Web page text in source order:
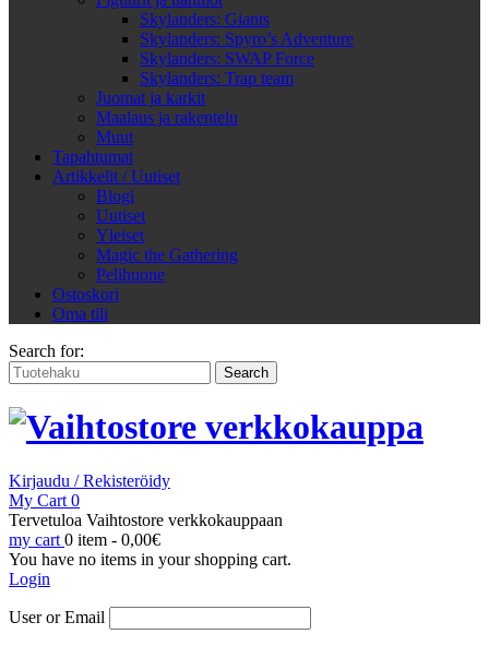
Skylanders: Giants
Skylanders: Spyro’s Adventure
Skylanders: SWAP Force
Skylanders: Trap team
Juomat ja karkit
Maalaus ja rakentelu
Muut
Tapahtumat
Artikkelit / Uutiset
Blogi
Uutiset
Yleiset
Magic the Gathering
Pelihuone
Ostoskori
Oma tili
Search for:
Kirjaudu / Rekisteröidy
My Cart 0
Tervetuloa Vaihtostore verkkokauppaan
my cart 0 item - 0,00€
You have no items in your shopping cart.
Login
User or Email